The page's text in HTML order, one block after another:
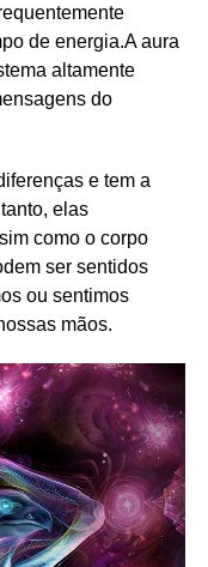
de energia.A aura
altamente
do
e tem a
elas
como o corpo
ser sentidos
ou sentimos
mãos.